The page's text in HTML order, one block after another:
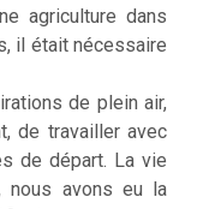
agriculture dans
il était nécessaire
de plein air,
de travailler avec
de départ. La vie
nous avons eu la